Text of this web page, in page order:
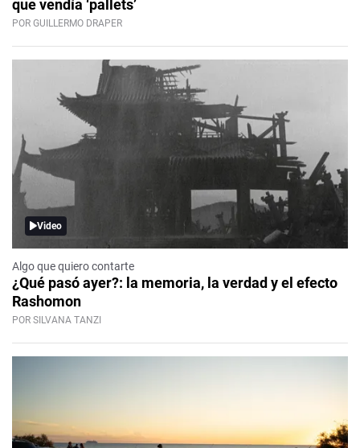
que vendía ‘pallets’
POR GUILLERMO DRAPER
Video
Algo que quiero contarte
¿Qué pasó ayer?: la memoria, la verdad y el efecto
Rashomon
POR SILVANA TANZI